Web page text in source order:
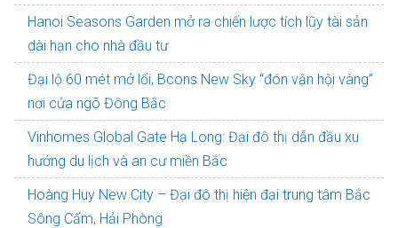
Hanoi Seasons Garden mở ra chiến lược tích lũy tài sản
dài hạn cho nhà đầu tư
Đại lộ 60 mét mở lối, Bcons New Sky “đón vận hội vàng”
nơi cửa ngõ Đông Bắc
Vinhomes Global Gate Hạ Long: Đại đô thị dẫn đầu xu
hướng du lịch và an cư miền Bắc
Hoàng Huy New City – Đại đô thị hiện đại trung tâm Bắc
Sông Cấm, Hải Phòng